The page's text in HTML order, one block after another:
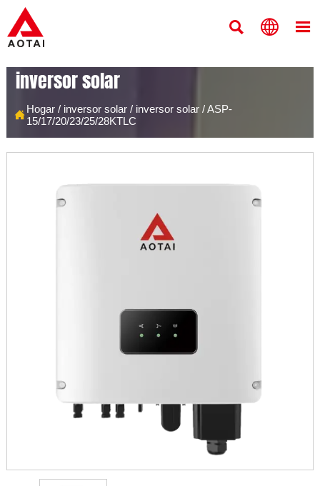
  
inversor solar
Hogar/ inversor solar/ inversor solar/ASP-
15/17/20/23/25/28KTLC